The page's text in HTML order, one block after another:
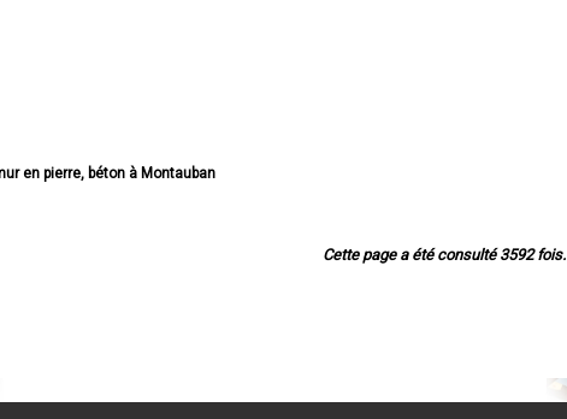
en pierre, béton à Montauban
Cette page a été consulté 3592 fois.